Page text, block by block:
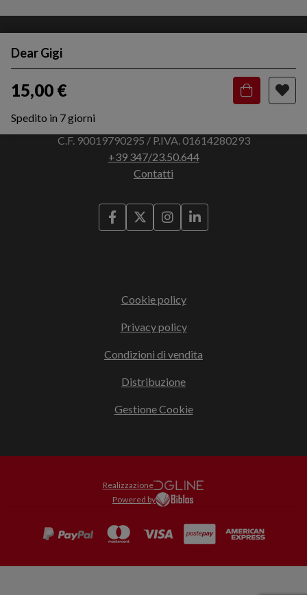
Dear Gigi
15,00 €
Spedito in 7 giorniVia Francesco Bocchi, 3 - 45011 Adria (RO)
C.F. 90019790295 / P.IVA. 01614280293
+39 347/23.50.644
Contatti
Cookie policy
Privacy policy
Condizioni di vendita
Distribuzione
Gestione Cookie
Realizzazione
Powered by